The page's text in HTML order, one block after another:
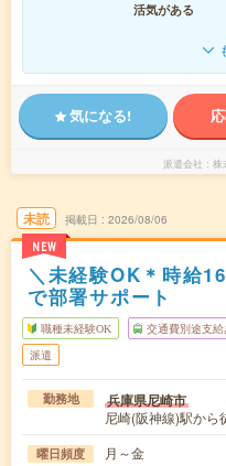
活気がある
気になる!
派遣会社 株
未読
NEW
掲載日 2026/08/06
＼未経験OK＊時給
で部署サポート
職種未経験OK 交通費別途支給
派遣
勤務地 兵庫県尼崎市
尼崎(阪神線)駅から
曜日頻度 月～金